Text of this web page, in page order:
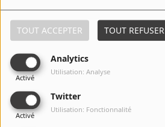
TOUT ACCEPTER TOUT REFUSER
Analytics
Activé
Utilisation: Analyse
Twitter
Activé
Utilisation: Fonctionnalité
Sincerely
6